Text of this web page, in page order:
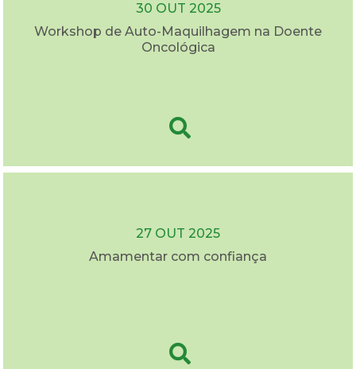
30 OUT 2025
Workshop de Auto-Maquilhagem na Doente
Oncológica
27 OUT 2025
Amamentar com confiança